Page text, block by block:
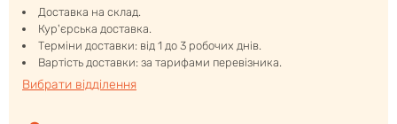
Доставка на склад.
Кур'єрська доставка.
Терміни доставки: від 1 до 3 робочих днів.
Вартість доставки: за тарифами перевізника.
Вибрати відділення